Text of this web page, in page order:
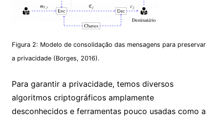
Figura 2: Modelo de consolidação das mensagens para preservar
a privacidade (Borges, 2016).
Para garantir a privacidade, temos diversos
algoritmos criptográficos amplamente
desconhecidos e ferramentas pouco usadas como a